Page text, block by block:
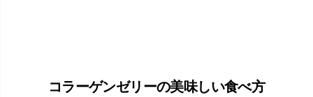
コラーゲンゼリーの美味しい食べ方